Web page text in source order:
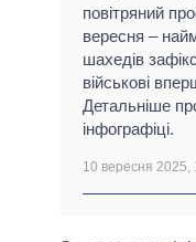
повітряний
вересня –
шахедів
військові
Детальніше
інфографіці.
10 вересня 2025,